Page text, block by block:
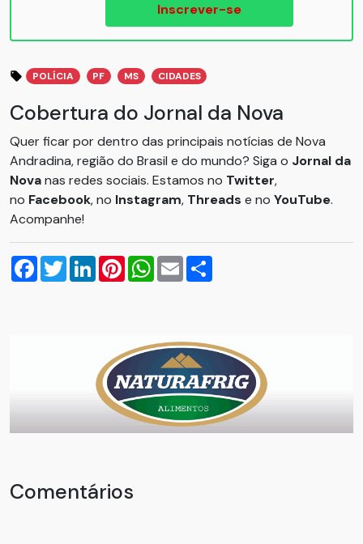
Inscrever-se
POLÍCIA PF MS CIDADES
Cobertura do Jornal da Nova
Quer ficar por dentro das principais notícias de Nova
Andradina, região do Brasil e do mundo? Siga o Jornal da
Novanas redes sociais. Estamos no Twitter,
no Facebook, no Instagram, Threads e no YouTube.
Acompanhe!
Facebook
TwitterLinkedInPinterestWhatsApp
Email
Comentários